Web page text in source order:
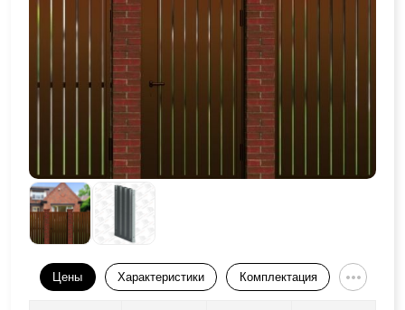
Цены Характеристики Комплектация